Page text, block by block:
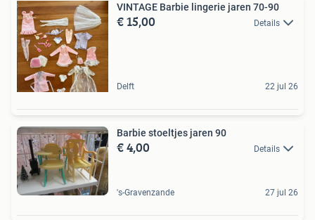
VINTAGE Barbie lingerie jaren 70-90
€ 15,00 Details
Delft 22 jul 26
Barbie stoeltjes jaren 90
€ 4,00 Details
's-Gravenzande 27 jul 26